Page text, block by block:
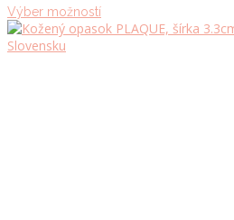
na
stránke
Výber možnostíTento
produkt